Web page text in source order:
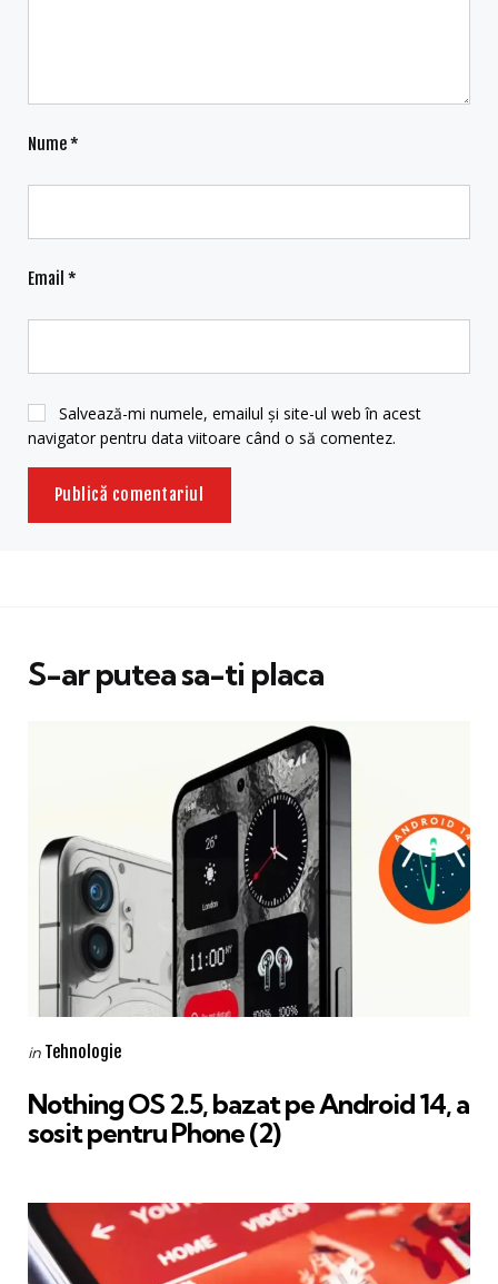
Nume*
Email *
Salvează-mi numele, emailul și site-ul web în acest
navigator pentru data viitoare când o să comentez.
S-ar putea sa-ti placa
Categories
Posted
in Tehnologie
Nothing OS 2.5, bazat pe Android 14, a
sosit pentru Phone (2)